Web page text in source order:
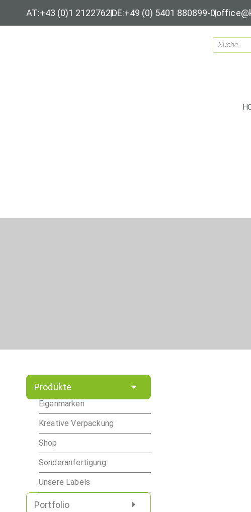
AT:+43 (0)1 2122762DE:+49 (0) 5401 880899-0
Produkte
Eigenmarken
Kreative Verpackung
Shop
Sonderanfertigung
Unsere Labels
Portfolio